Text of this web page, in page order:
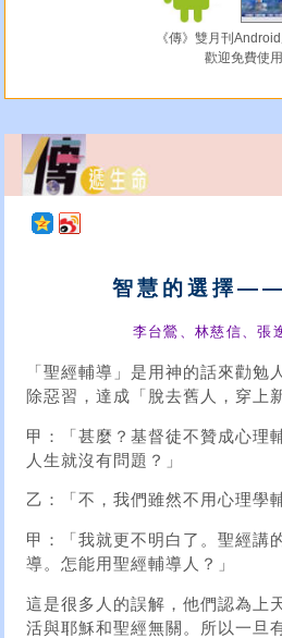
《傳》雙月刊
歡迎免費使用
智慧的選擇
李台鶯、林慈信、張
「聖經輔導」是用神的話來勸勉
除惡習，達成「脫去舊人，穿上
甲：「甚麼？基督徒不贊成心理
人生就沒有問題？」
乙：「不，我們雖然不用心理學
甲：「我就更不明白了。聖經講
導。怎能用聖經輔導人？」
這是很多人的誤解，他們認為上
活與耶穌和聖經無關。所以一旦